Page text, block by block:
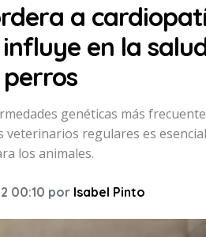
a
en la
genéticas más
veterinarios regulares es
los animales.
00:10 por Isabel Pinto